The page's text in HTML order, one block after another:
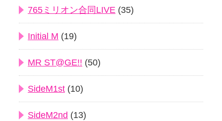
765ミリオン合同LIVE (35)
Initial M (19)
MR ST@GE!! (50)
SideM1st (10)
SideM2nd (13)